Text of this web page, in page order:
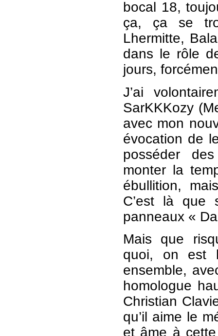
bocal 18,
ça, ça se
Lhermitte,
dans le rôle
jours,
J’ai
SarKKKozy
avec mon
évocation de
posséder
monter la
ébullition,
C’est là que
panneaux «
Mais que
quoi, on est
ensemble,
homologue
Christian
qu’il aime le
et âme à